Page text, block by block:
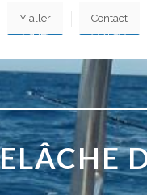
Y aller Contact